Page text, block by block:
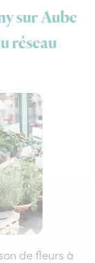
sur Aube
réseau
de fleurs à